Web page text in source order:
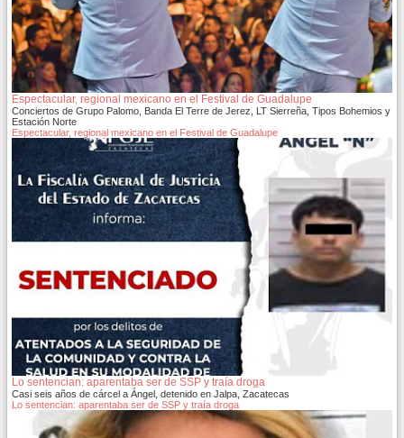
Espectacular, regional mexicano en el Festival de Guadalupe
Conciertos de Grupo Palomo, Banda El Terre de Jerez, LT Sierreña, Tipos Bohemios y
Estación Norte
Espectacular, regional mexicano en el Festival de Guadalupe
Lo sentencian: aparentaba ser de SSP y traía droga
Casi seis años de cárcel a Ángel, detenido en Jalpa, Zacatecas
Lo sentencian: aparentaba ser de SSP y traía droga